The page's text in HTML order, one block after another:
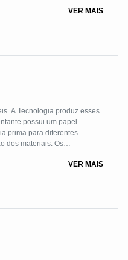
VER MAIS
A Tecnologia produz esses
possui um papel
prima para diferentes
dos materiais. Os
é Socialmente
gerar renda comum,
VER MAIS